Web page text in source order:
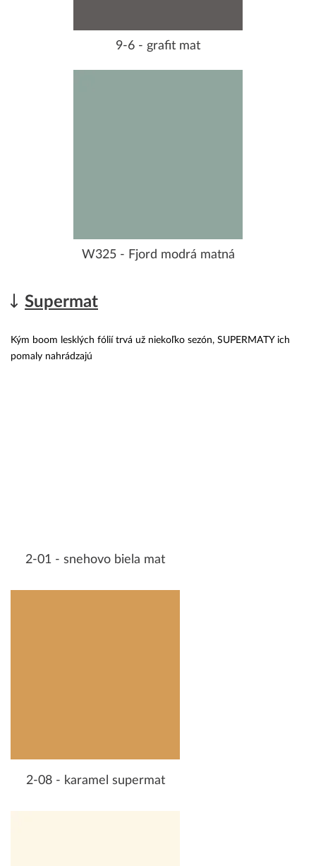
9-6 - grafit mat
W325 - Fjord modrá matná
Supermat
Kým boom lesklých fólií trvá už niekoľko sezón, SUPERMATY ich
pomaly nahrádzajú
2-01 - snehovo biela mat
2-08 - karamel supermat